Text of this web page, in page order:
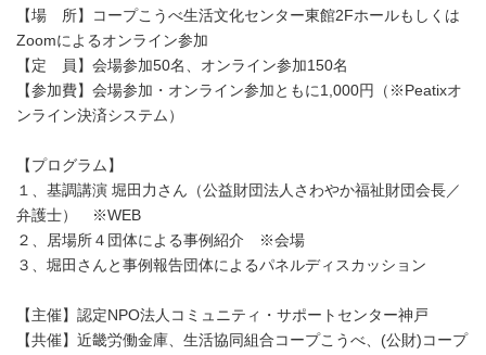
【場 所】コープこうべ生活文化センター東館2Fホールもしくは
Zoomによるオンライン参加
【定 員】会場参加50名、オンライン参加150名
【参加費】会場参加・オンライン参加ともに1,000円（※Peatixオ
ンライン決済システム）
【プログラム】
１、基調講演 堀田力さん（公益財団法人さわやか福祉財団会長／
弁護士） ※WEB
２、居場所４団体による事例紹介 ※会場
３、堀田さんと事例報告団体によるパネルディスカッション
【主催】認定NPO法人コミュニティ・サポートセンター神戸
【共催】近畿労働金庫、生活協同組合コープこうべ、(公財)コープ